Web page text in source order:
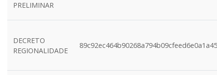
PRELIMINAR
DECRETO
REGIONALIDADE